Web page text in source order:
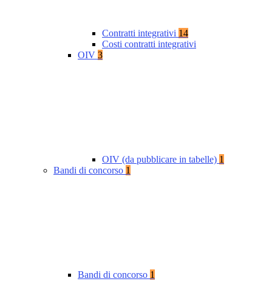
Contratti integrativi 14
Costi contratti integrativi
OIV 3
OIV (da pubblicare in tabelle) 1
Bandi di concorso 1
Bandi di concorso 1